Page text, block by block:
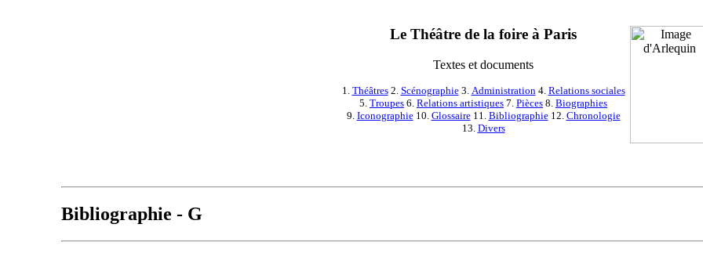
Le Théâtre de la foire à Paris
Textes et documents
1. Théâtres2. Scénographie3. Administration 4. Relations sociales
5. Troupes 6. Relations artistiques 7. Pièces 8. Biographies
9. Iconographie10. Glossaire11. Bibliographie12. Chronologie
13. Divers
Bibliographie - G